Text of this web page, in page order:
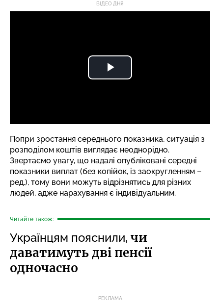
ВІДЕО ДНЯ
Попри зростання середнього показника, ситуація з
розподілом коштів виглядає неоднорідно.
Звертаємо увагу, що надалі опубліковані середні
показники виплат (без копійок, із заокругленням –
ред.), тому вони можуть відрізнятись для різних
людей, адже нарахування є індивідуальним.
Читайте також:
Українцям пояснили, чи
даватимуть дві пенсії
одночасно
РЕКЛАМА